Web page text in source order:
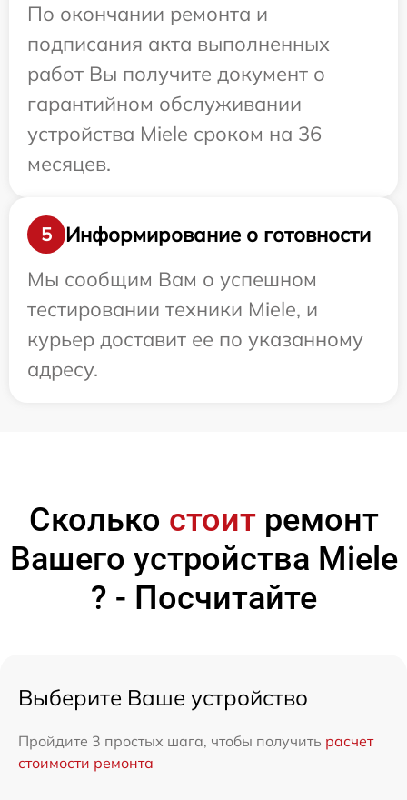
По окончании ремонта и
подписания акта выполненных
работ Вы получите документ о
гарантийном обслуживании
устройства Miele сроком на 36
месяцев.
5
Информирование о готовности
Мы сообщим Вам о успешном
тестировании техники Miele, и
курьер доставит ее по указанному
адресу.
Сколько стоитремонт
Вашего устройства Miele
? - Посчитайте
Выберите Ваше устройство
Пройдите 3 простых шага, чтобы получить расчет
стоимости ремонта